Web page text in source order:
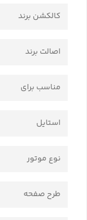
کالکشن برند
اصالت برند
مناسب برای
استایل
نوع موتور
طرح صفحه